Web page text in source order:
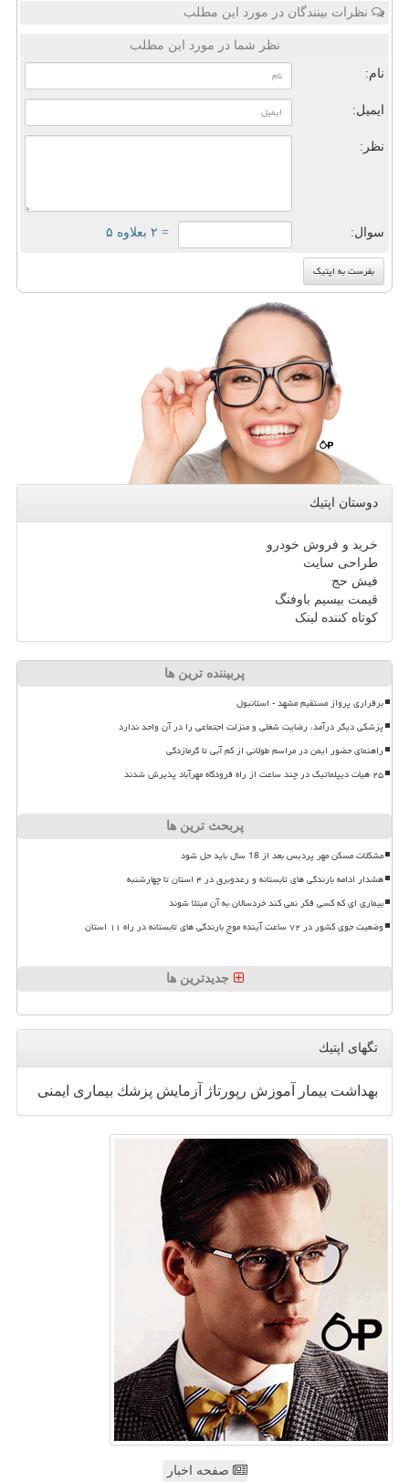
نظرات بینندگان در مورد این مطلب
نظر شما در مورد این مطلب
نام:
ایمیل:
نظر:
سوال: = ۲ بعلاوه ۵
دوستان اپتیك
خرید و فروش خودرو
طراحی سایت
فیش حج
قیمت بیسیم باوفنگ
کوتاه کننده لینک
پربیننده ترین ها
برقراری پرواز مستقیم مشهد - استانبول
پزشکی دیگر درآمد، رضایت شغلی و منزلت اجتماعی را در آن واحد ندارد
راهنمای حضور ایمن در مراسم طولانی از کم آبی تا گرمازدگی
۲۵ هیأت دیپلماتیک در چند ساعت از راه فرودگاه مهرآباد پذیرش شدند
پربحث ترین ها
مشکلات مسکن مهر پردیس بعد از 18 سال باید حل شود
هشدار ادامه بارندگی های تابستانه و رعدوبرق در ۴ استان تا چهارشنبه
بیماری ای که کسی فکر نمی کند خردسالان به آن مبتلا شوند
وضعیت جوی کشور در ۷۲ ساعت آینده موج بارندگی های تابستانه در راه ۱۱ استان
جدیدترین ها
تگهای اپتیك
بهداشت بیمار آموزش رپورتاژ آزمایش پزشك بیماری ایمنی
صفحه اخبار